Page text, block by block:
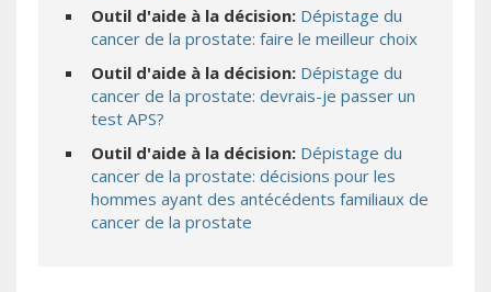
Outil d'aide à la décision: Dépistage du
cancer de la prostate: faire le meilleur choix
Outil d'aide à la décision: Dépistage du
cancer de la prostate: devrais-je passer un
test APS?
Outil d'aide à la décision: Dépistage du
cancer de la prostate: décisions pour les
hommes ayant des antécédents familiaux de
cancer de la prostate